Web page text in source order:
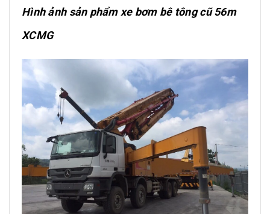
Hình ảnh sản phẩm xe bơm bê tông cũ 56m
XCMG